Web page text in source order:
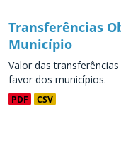
Transferências
Município
Valor das
favor dos municípios.
PDF CSV